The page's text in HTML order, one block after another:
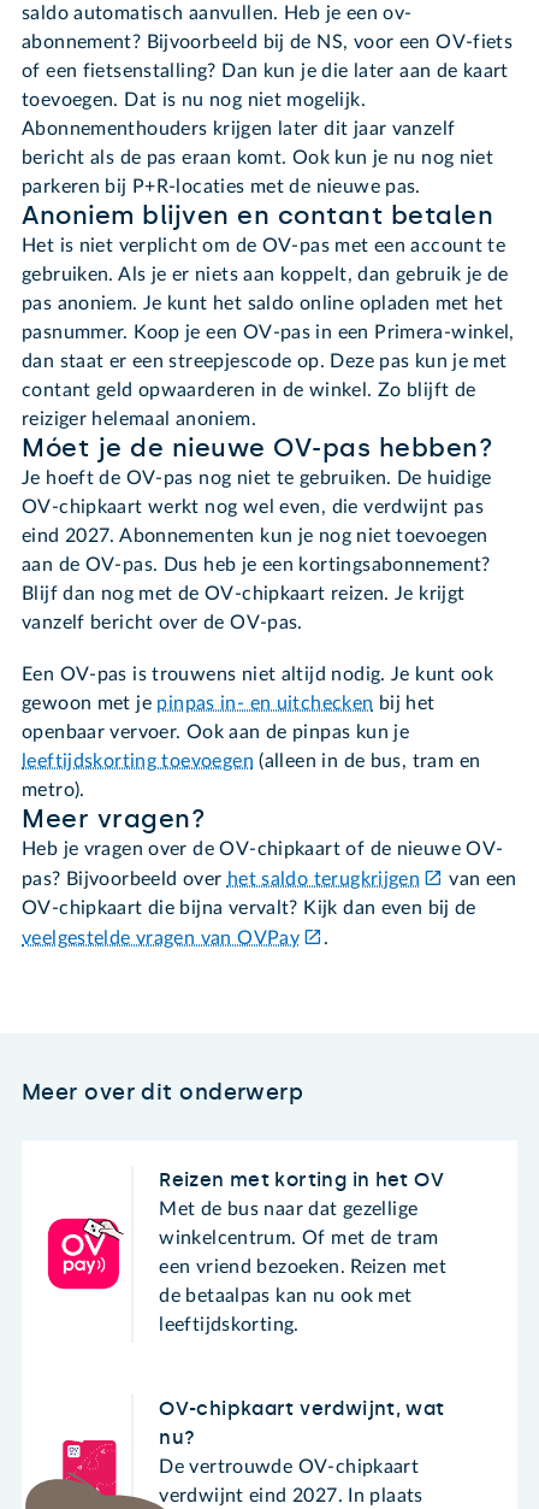
saldo automatisch aanvullen. Heb je een ov-
abonnement? Bijvoorbeeld bij de NS, voor een OV-fiets
of een fietsenstalling? Dan kun je die later aan de kaart
toevoegen. Dat is nu nog niet mogelijk.
Abonnementhouders krijgen later dit jaar vanzelf
bericht als de pas eraan komt. Ook kun je nu nog niet
parkeren bij P+R-locaties met de nieuwe pas.
Anoniem blijven en contant betalen
Het is niet verplicht om de OV-pas met een account te
gebruiken. Als je er niets aan koppelt, dan gebruik je de
pas anoniem. Je kunt het saldo online opladen met het
pasnummer. Koop je een OV-pas in een Primera-winkel,
dan staat er een streepjescode op. Deze pas kun je met
contant geld opwaarderen in de winkel. Zo blijft de
reiziger helemaal anoniem.
Móet je de nieuwe OV-pas hebben?
Je hoeft de OV-pas nog niet te gebruiken. De huidige
OV-chipkaart werkt nog wel even, die verdwijnt pas
eind 2027. Abonnementen kun je nog niet toevoegen
aan de OV-pas. Dus heb je een kortingsabonnement?
Blijf dan nog met de OV-chipkaart reizen. Je krijgt
vanzelf bericht over de OV-pas.
Een OV-pas is trouwens niet altijd nodig. Je kunt ook
gewoon met je pinpas in- en uitchecken bij het
openbaar vervoer. Ook aan de pinpas kun je
leeftijdskorting toevoegen (alleen in de bus, tram en
metro).
Meer vragen?
Heb je vragen over de OV-chipkaart of de nieuwe OV-
pas? Bijvoorbeeld over het saldo terugkrijgen
van een
OV-chipkaart die bijna vervalt? Kijk dan even bij de
veelgestelde vragen van OVPay
.
Meer over dit onderwerp
Reizen met korting in het OV
Met de bus naar dat gezellige
winkelcentrum. Of met de tram
een vriend bezoeken. Reizen met
de betaalpas kan nu ook met
leeftijdskorting.
OV-chipkaart verdwijnt, wat
nu?
De vertrouwde OV-chipkaart
verdwijnt eind 2027. In plaats